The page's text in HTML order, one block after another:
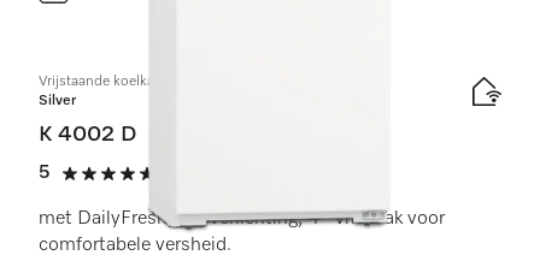
Vrijstaande koelkast
Silver
K 4002 D
5
5 sterren van de 5
met DailyFresh, led-verlichting, 4* vriesvak voor
comfortabele versheid.